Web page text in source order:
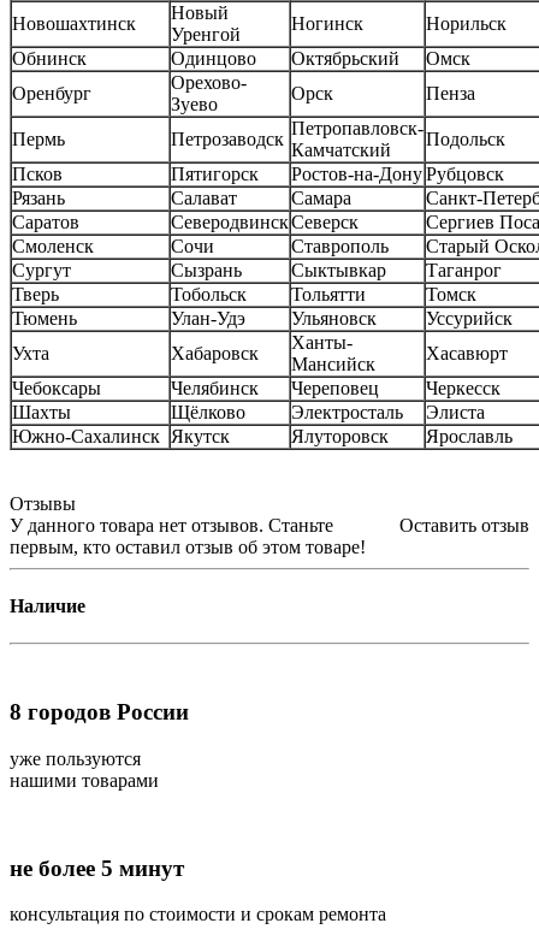
Новошахтинск
Новый
Уренгой
Ногинск
Норильск
Обнинск
Одинцово Октябрьский
Омск
Оренбург
Орехово-
Зуево
Орск Пенза
Пермь Петрозаводск
Петропавловск-
Камчатский
Подольск
Псков
Пятигорск Ростов-на-ДонуРубцовск
Рязань
Салават Самара
Санкт-
Саратов
СеверодвинскСеверск
Сергиев
Смоленск
Сочи Ставрополь
Старый
Сургут
Сызрань Сыктывкар
Таганрог
Тверь
Тобольск Тольятти
Томск
Тюмень
Улан-Удэ Ульяновск
Уссурийск
Ухта
Хабаровск
Ханты-
Мансийск
Хасавюрт
Чебоксары
Челябинск Череповец
Черкесск
Шахты
Щёлково Электросталь
Элиста
Южно-Сахалинск Якутск Ялуторовск Ярославль
Отзывы
Оставить отзыв
У данного товара нет отзывов. Станьте
первым, кто оставил отзыв об этом товаре!
Наличие
8 городов России
уже пользуются
нашими товарами
не более 5 минут
консультация по стоимости и срокам ремонта